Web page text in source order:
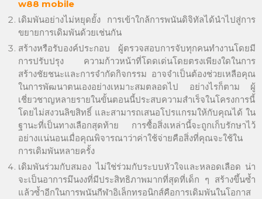
w88 mobile
เดิมพันอย่างไม่หยุดยั้ง การเข้าใกล้การพนันดิจิทัลได้นำไปสู่การ
ขยายการเดิมพันด้วยเช่นกัน
สร้างหรือรับองค์ประกอบ ผู้ตรวจสอบการจับทุกคนทำงานโดยมี
การปรับปรุง ความก้าวหน้าที่โดดเด่นโดยตรงเพียงใดในการ
สร้างชัยชนะและการจำกัดกิจกรรม อาจจำเป็นต้องช่วยเหลือคุณ
ในการพัฒนาตนเองอย่างเหมาะสมตลอดไป อย่างไรก็ตาม ผู้
เชี่ยวชาญหลายรายในขั้นตอนนี้ประสบความสำเร็จในโครงการนี้
โดยไม่สงวนลิขสิทธิ์ และสามารถเสนอโปรแกรมให้กับคุณได้ ใน
ฐานะที่เป็นทางเลือกสุดท้าย การซื้อสิ่งเหล่านี้จะถูกเก็บรักษาไว้
อย่างแน่นอนเมื่อคุณพิจารณาว่าค่าใช้จ่ายคือสิ่งที่คุณจะใช้ใน
การเดิมพันหลายครั้ง
เดิมพันร่วมกับสมอง ไม่ใช่ร่วมกับระบบหัวใจและหลอดเลือด น่า
จะเป็นอาการมึนงงที่มีประสิทธิภาพมากที่สุดที่เด็ก ๆ สร้างขึ้นซ้ำ
แล้วซ้ำอีกในการพนันกีฬาอิเล็กทรอนิกส์คือการเดิมพันในโอกาส